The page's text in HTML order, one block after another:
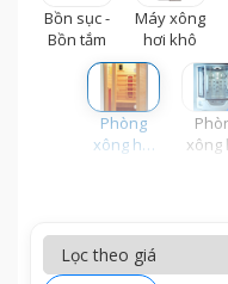
Bồn sục -
Bồn tắm
Máy xông
hơi khô
Phòng
xông hơi
xông